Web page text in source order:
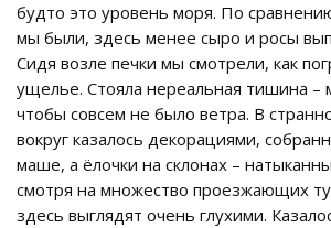
будто это уровень моря. По
мы были, здесь менее сыро и росы
Сидя возле печки мы смотрели, как
ущелье. Стояла нереальная тишина –
чтобы совсем не было ветра. В
вокруг казалось декорациями,
маше, а ёлочки на склонах –
смотря на множество проезжающих
здесь выглядят очень глухими.